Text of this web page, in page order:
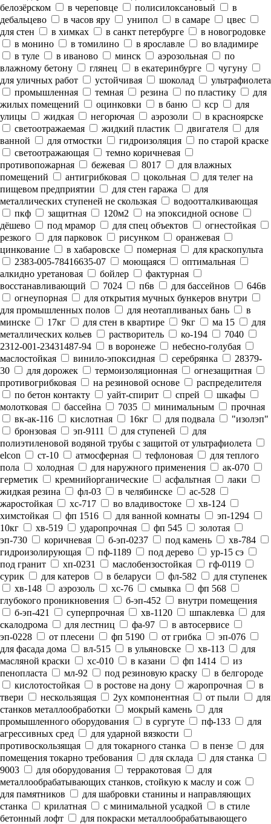
белозёрском
в череповце полисилоксановый
в
дебальцево
в часов яру унипол в самаре
цвес
для стен
в химках в санкт петербурге
в новогродовке
в монино
в томилино в ярославле
во владимире
в туле
в иваново минск аэрозольная
по
влажному бетону
глянец в екатеринбурге
чугуну
для уличных работ
устойчивая шоколад
ультрафиолета
промышленная
темная резина по пластику
для
жилых помещений
оцинковки в баню кср
для
улицы
жидкая негорючая аэрозоли
в красноярске
светоотражаемая
жидкий пластик двигателя
для
ванной
для отмостки гидроизоляция
по старой краске
светоотражающая
темно коричневая
противопожарная
бежевая 8017
для влажных
помещений
антигрибковая цокольная
для телег на
пищевом предприятии
для стен гаража
для
металлических ступеней не скользкая
водоотталкивающая
пкф
защитная 120м2
на эпоксидной основе
дёшево
под мрамор для спец объектов
огнестойкая
резкого
для парковок рисунком
оранжевая
цинкование
в хабаровске померная
для краскопульта
2383-005-78416635-07
моющаяся
оптимальная
алкидно уретановая
бойлер
фактурная
восстанавливающий
7024 п6в для бассейнов
646в
огнеупорная
для открытия мучных бункеров внутри
для промышленных полов
для неотапливаных бань
в
минске
17кг для стен в квартире 9кг ма 15
для
металлических кольев
растворитель ко-194
7040
2312-001-23431487-94
в воронеже
небесно-голубая
маслостойкая
винило-эпоксидная серебрянка
28379-
30
для дорожек термоизоляционная
огнезащитная
противогрибковая
на резиновой основе
распределителя
по бетон контакту
уайт-спирит спрей
шкафы
молотковая
бассейна 7035 минимальным
прочная
вк-ак-116
кислотная 16кг для подвала
"изолэп"
бронзовая
эп-9111 для ступеней
для
полиэтиленовой водяной трубы с защитой от ультрафиолета
elcon
ст-10 атмосферная тефлоновая
для теплого
пола
холодная для наружного применения
ак-070
герметик
кремнийорганические асфальтная
лаки
жидкая резина
фл-03 в челябинске
ас-528
жаростойкая
хс-717 во владивостоке
хв-124
химстойкая
фп 1516 для ванной комнаты
эп-1294
10кг
хв-519 ударопрочная фп 545
золотая
эп-730
коричневая б-эп-0237 под камень
хв-784
гидроизолирующая
пф-1189 под дерево
ур-15 сэ
под гранит
хп-0231 маслобензостойкая
гф-0119
сурик
для катеров в беларуси фл-582
для ступенек
хв-148
аэрозоль хс-76 смывка
фп 568
глубокого проникновения
б-эп-452
внутри помещения
б-эп-421
суперпрочная хв-1120 шпаклевка
для
скалодрома
для лестниц фа-97
в автосервисе
эп-0228
от плесени фп 5190 от грибка
эп-076
для фасада дома
вл-515 в ульяновске хв-113
для
масляной краски
хс-010 в казани фп 1414
из
пенопласта
мл-92 под резиновую краску
в белгороде
кислотостойкая
в ростове на дону жаропрочная
в
твери
нескользящая 2ух компонентная от пыли
для
станков металлообработки
мокрый камень
для
промышленного оборудования
в сургуте пф-133
для
агрессивных сред
для ударной вязкости
противоскользящая
для токарного станка в пензе
для
помещения токарно требования
для склада
для станка
9003
для оборудования терракотовая
для
металлообрабатывающих станков, стойкую к маслу и сож
для памятников
для шабровки станины и направляющих
станка
крилатная с минимальной усадкой
в стиле
бетонный лофт
для покраски металлообрабатывающего